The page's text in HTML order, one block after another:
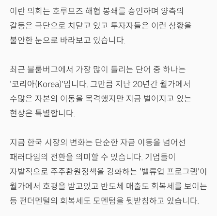
이란 의회는 호루므즈 해협 봉쇄를 승인하며 양측의
갈등은 극단으로 치닫고 있고 투자자들은 이런 상황을
불안한 눈으로 바라보고 있습니다.
최근 블룸버그에서 가장 많이 들리는 단어 중 하나는
'코리아(Korea)'입니다. 그만큼 지난 20년간 월가에서
수많은 자본의 이동을 목격했지만 지금 벌어지고 있는
현상은 특별합니다.
지금 한국 시장의 변화는 단순한 자금 이동을 넘어선
패러다임의 전환을 의미할 수 있습니다. 기업들이
자발적으로 주주환원정책을 강화하는 '밸류업 프로그램'이
월가에서 호평을 받고있고 반도체 매출도 회복세를 보이는
등 펀더멘털의 회복세도 모멘텀을 뒷받침하고 있습니다.